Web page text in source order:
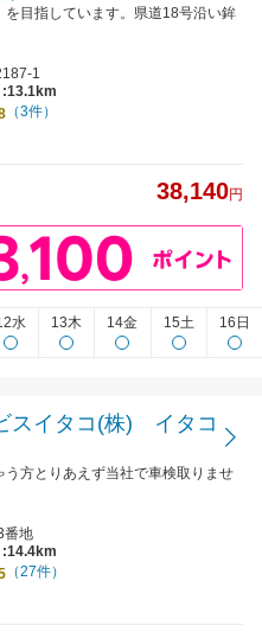
目指しています。県道18号沿い鉾
1
:13.1km
（3件）
38,140円
水 13木 14金 15土 16日
スイタコ(株) イタコ
方とりあえず当社で車検取りませ
番地
:14.4km
（27件）